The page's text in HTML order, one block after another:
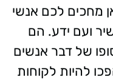
מחכים לכם אנשי
ועם ידע. הם
של דבר אנשים
להיות לקוחות